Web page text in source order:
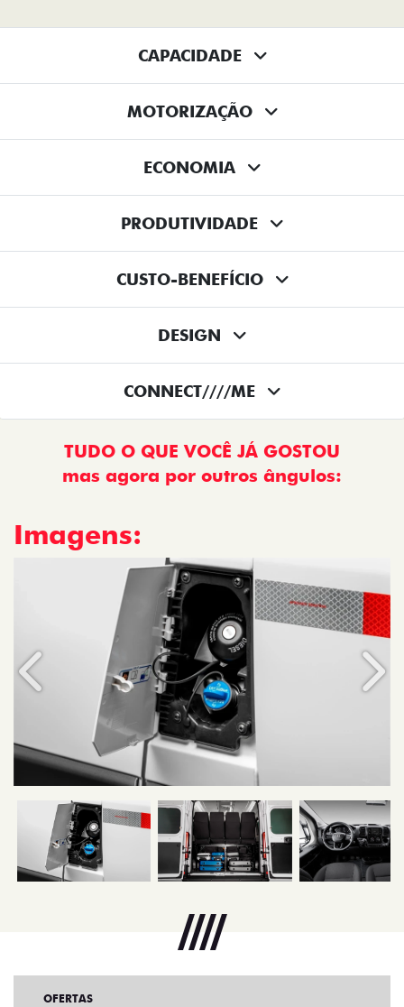
CAPACIDADE
MOTORIZAÇÃO
ECONOMIA
PRODUTIVIDADE
CUSTO-BENEFÍCIO
DESIGN
CONNECT////ME
TUDO O QUE VOCÊ JÁ GOSTOU
mas agora por outros ângulos:
Imagens:
Anterior
OFERTAS